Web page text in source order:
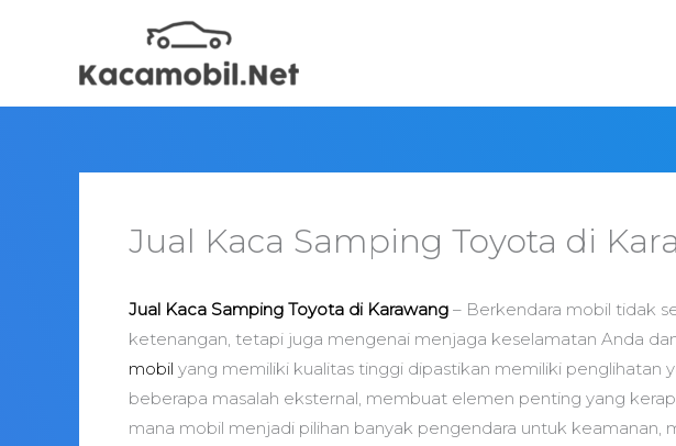
Jual Kaca Samping Toyota di
Jual Kaca Samping Toyota di Karawang – Berkendara mobil tidak
ketenangan, tetapi juga mengenai menjaga keselamatan Anda
mobil yang memiliki kualitas tinggi dipastikan memiliki penglihatan
beberapa masalah eksternal, membuat elemen penting yang
mana mobil menjadi pilihan banyak pengendara untuk keamanan,